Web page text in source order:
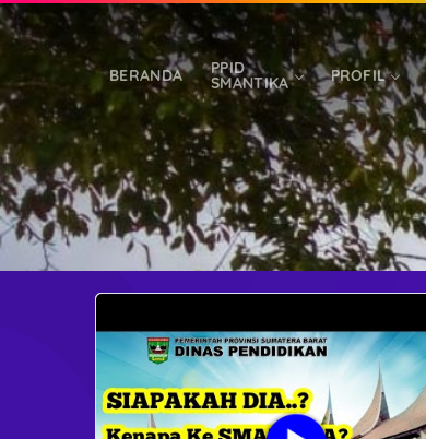
BERANDA PPID
SMANTIKA PROFIL
LOGIN SISWA